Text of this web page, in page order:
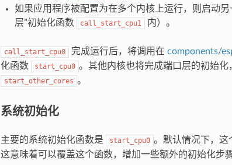
如果应用程序被配置为在多个内核上运行，则启动
层”初始化函数
call_start_cpu1 内）。
call_start_cpu0 完成运行后，将调用在 components/
化函数
start_cpu0 。其他内核也将完成端口层的初始化
start_other_cores 。
系统初始化
主要的系统初始化函数是 start_cpu0 。默认情况下，这
这意味着可以覆盖这个函数，增加一些额外的初始化步骤